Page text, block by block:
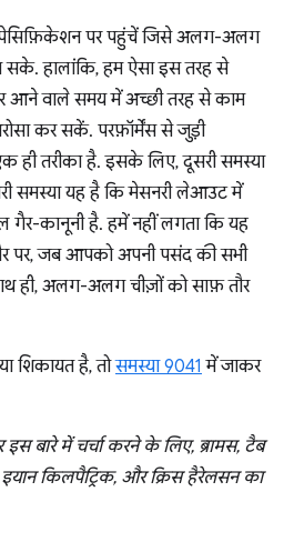
पर पहुंचें जिसे अलग-अलग
सके. हालांकि, हम ऐसा इस तरह से
आने वाले समय में अच्छी तरह से काम
कर सकें. परफ़ॉर्मेंस से जुड़ी
तरीका है. इसके लिए, दूसरी समस्या
समस्या यह है कि मेसनरी लेआउट में
गैर-कानूनी है. हमें नहीं लगता कि यह
पर, जब आपको अपनी पसंद की सभी
ही, अलग-अलग चीज़ों को साफ़ तौर
शिकायत है, तोसमस्या 9041 में जाकर
बारे में चर्चा करने के लिए, ब्रामस, टैब
किलपैट्रिक, और क्रिस हैरेलसन का